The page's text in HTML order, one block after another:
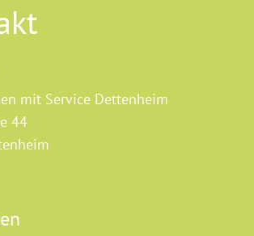
mit Service Dettenheim
44